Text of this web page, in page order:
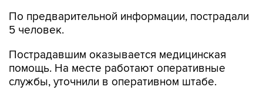
По предварительной информации, пострадали
5 человек.
Пострадавшим оказывается медицинская
помощь. На месте работают оперативные
службы, уточнили в оперативном штабе.